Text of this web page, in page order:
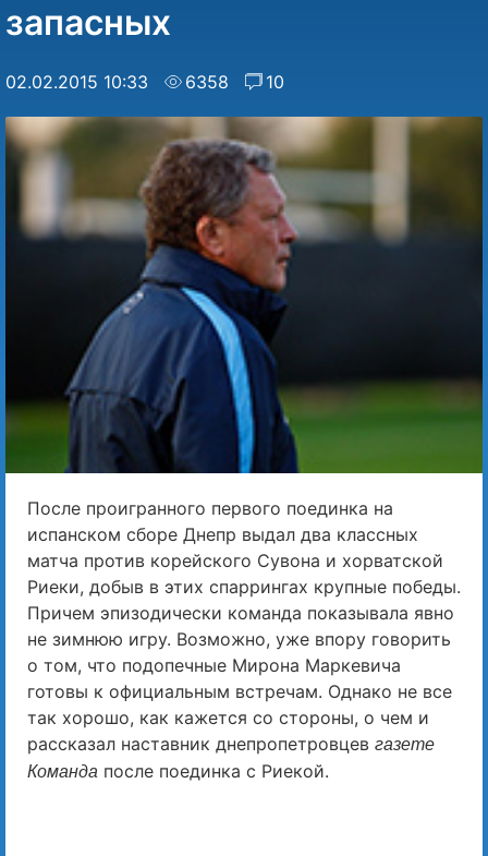
запасных
02.02.2015 10:33 6358 10
После проигранного первого поединка на
испанском сборе Днепр выдал два классных
матча против корейского Сувона и хорватской
Риеки, добыв в этих спаррингах крупные победы.
Причем эпизодически команда показывала явно
не зимнюю игру. Возможно, уже впору говорить
о том, что подопечные Мирона Маркевича
готовы к официальным встречам. Однако не все
так хорошо, как кажется со стороны, о чем и
рассказал наставник днепропетровцев газете
Команда после поединка с Риекой.